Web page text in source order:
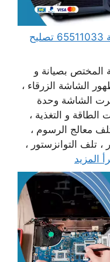
مهندس كمبيوتر العارضية الصناعية 65511033 تصليح
المختص بصيانة و
الشاشة الزرقاء ،
الشاشة وحدة
و التغذية ،
معالج الرسوم ،
تلف التوانزستور ،
المزيد